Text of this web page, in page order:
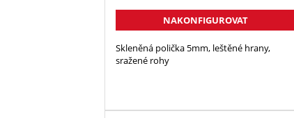
NAKONFIGUROVAT
Skleněná polička 5mm, leštěné hrany,
sražené rohy